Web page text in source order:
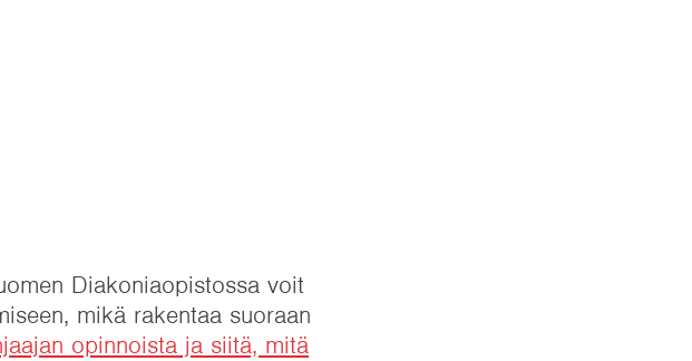
Diakoniaopistossa voit
mikä rakentaa suoraan
opinnoista ja siitä, mitä